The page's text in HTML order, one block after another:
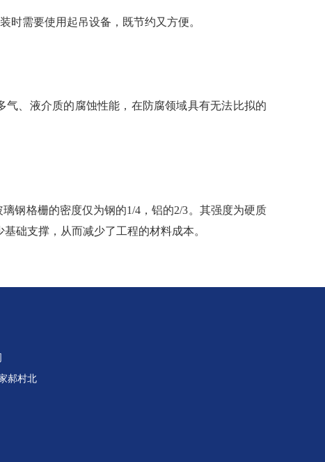
需要使用起吊设备，既节约又方便。
、液介质的腐蚀性能，在防腐领域具有无法比拟的
格栅的密度仅为钢的1/4，铝的2/3。其强度为硬质
础支撑，从而减少了工程的材料成本。
郝村北